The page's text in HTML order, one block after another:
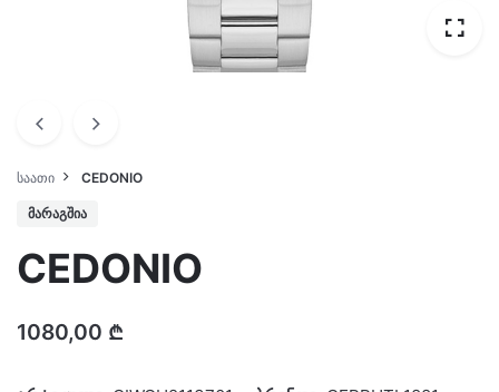
ᲡᲐᲐᲗᲘ CEDONIO
ᲛᲐᲠᲐᲒᲨᲘᲐ
CEDONIO
1080,00 ₾